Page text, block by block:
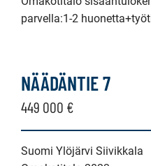
parvella:1-2
NÄÄDÄNTIE 7
449 000 €
Suomi Ylöjärvi Siivikkala